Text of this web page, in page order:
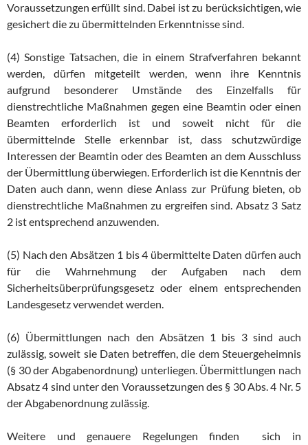
Voraussetzungen erfüllt sind. Dabei ist zu berücksichtigen, wie
gesichert die zu übermittelnden Erkenntnisse sind.
(4) Sonstige Tatsachen, die in einem Strafverfahren bekannt
werden, dürfen mitgeteilt werden, wenn ihre Kenntnis
aufgrund besonderer Umstände des Einzelfalls für
dienstrechtliche Maßnahmen gegen eine Beamtin oder einen
Beamten erforderlich ist und soweit nicht für die
übermittelnde Stelle erkennbar ist, dass schutzwürdige
Interessen der Beamtin oder des Beamten an dem Ausschluss
der Übermittlung überwiegen. Erforderlich ist die Kenntnis der
Daten auch dann, wenn diese Anlass zur Prüfung bieten, ob
dienstrechtliche Maßnahmen zu ergreifen sind. Absatz 3 Satz
2 ist entsprechend anzuwenden.
(5) Nach den Absätzen 1 bis 4 übermittelte Daten dürfen auch
für die Wahrnehmung der Aufgaben nach dem
Sicherheitsüberprüfungsgesetz oder einem entsprechenden
Landesgesetz verwendet werden.
(6) Übermittlungen nach den Absätzen 1 bis 3 sind auch
zulässig, soweit sie Daten betreffen, die dem Steuergeheimnis
(§ 30 der Abgabenordnung) unterliegen. Übermittlungen nach
Absatz 4 sind unter den Voraussetzungen des § 30 Abs. 4 Nr. 5
der Abgabenordnung zulässig.
Weitere und genauere Regelungen finden sich in